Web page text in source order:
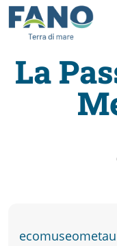
Fano
Cose
La